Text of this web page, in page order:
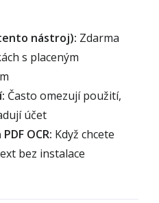
nástroj): Zdarma
s placeným
Často omezují použití,
účet
OCR: Když chcete
bez instalace